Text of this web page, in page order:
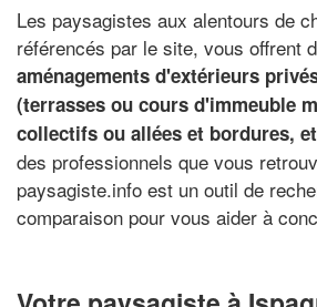
Les paysagistes aux alentours de
référencés par le site, vous offrent
aménagements d'extérieurs
(terrasses ou cours d'immeuble
collectifs ou allées et bordures,
des professionnels que vous
paysagiste.info est un outil de
comparaison pour vous aider à